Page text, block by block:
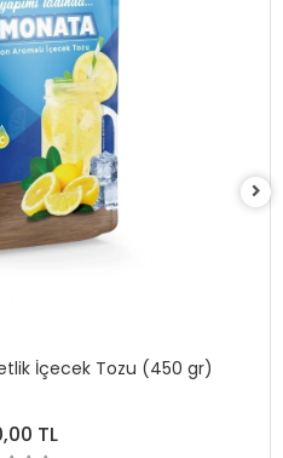
İçecek Tozu (450 gr)
TL